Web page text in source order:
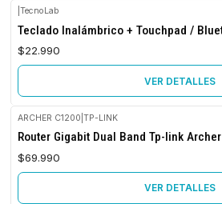
Agotado
TecnoLab
Teclado Inalámbrico + Touchpad /
$22.990
VER DETALLES
No disponible
ARCHER C1200 TP-LINK
Router Gigabit Dual Band Tp-link
$69.990
VER DETALLES